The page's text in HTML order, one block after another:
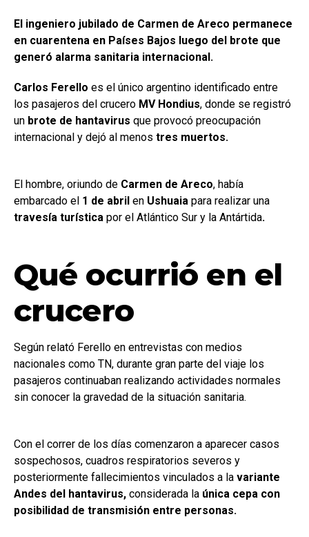
El ingeniero jubilado de Carmen de Areco permanece
en cuarentena en Países Bajos luego del brote que
generó alarma sanitaria internacional.
Carlos Ferello es el único argentino identificado entre
los pasajeros del crucero MV Hondius, donde se registró
un brote de hantavirus que provocó preocupación
internacional y dejó al menos tres muertos.
El hombre, oriundo de Carmen de Areco, había
embarcado el 1 de abril en Ushuaia para realizar una
travesía turística por el Atlántico Sur y la Antártida.
Qué ocurrió en el
crucero
Según relató Ferello en entrevistas con medios
nacionales como TN, durante gran parte del viaje los
pasajeros continuaban realizando actividades normales
sin conocer la gravedad de la situación sanitaria.
Con el correr de los días comenzaron a aparecer casos
sospechosos, cuadros respiratorios severos y
posteriormente fallecimientos vinculados a la variante
Andes del hantavirus, considerada la única cepa con
posibilidad de transmisión entre personas.